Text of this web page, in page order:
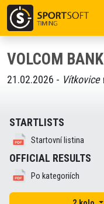
VOLCOM
21.02.2026 - Vítkovice
STARTLISTS
Startovní listina
OFFICIAL RESULTS
Po kategoriích